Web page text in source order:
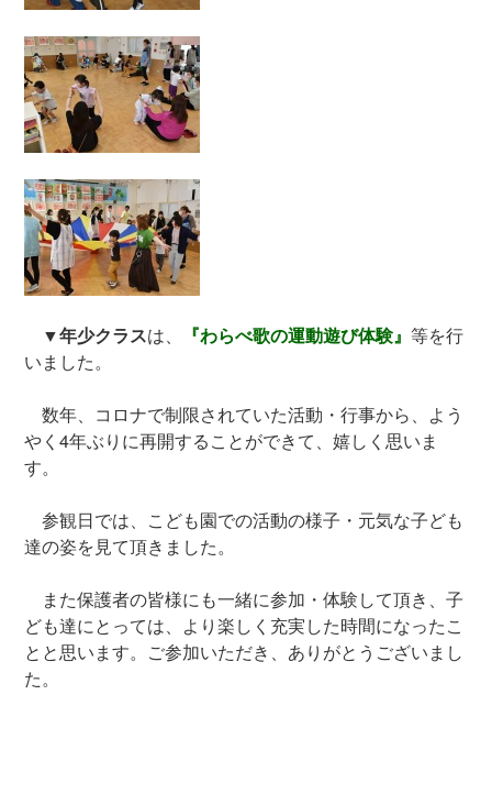
▼年少クラスは、 『わらべ歌の運動遊び体験』等を行
いました。
数年、コロナで制限されていた活動・行事から、よう
やく4年ぶりに再開することができて、嬉しく思いま
す。
参観日では、こども園での活動の様子・元気な子ども
達の姿を見て頂きました。
また保護者の皆様にも一緒に参加・体験して頂き、子
ども達にとっては、より楽しく充実した時間になったこ
とと思います。ご参加いただき、ありがとうございまし
た。